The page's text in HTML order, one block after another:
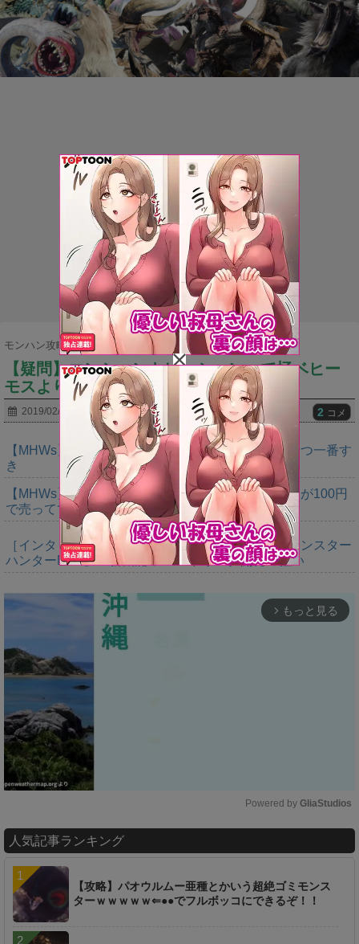
モンハン攻略まとめ隊 > ネタ・雑談
【疑問】エンシェントレーシェンって極ベヒー
モスより弱いんだっけ？ｗｗｗｗｗ
2019/02/25 2 コメ
【MHWs】鍔迫り合いでオメガの強さ見せられるやつ一番す
き
【MHWs】ヨドバシ行ったらレダウのキーホルダーが100円
で売ってて草
［インタビュー］距離を超えて，一緒に狩る。「モンスター
ハンターNow」の新機能 フレンドリンク開発の狙い
arrow_forward_ios もっと見る
u
e
Powered by GliaStudios
人気記事ランキング
【攻略】パオウルムー亜種とかいう超絶ゴミモンス
ターｗｗｗｗｗ⇐●●でフルボッコにできるぞ！！